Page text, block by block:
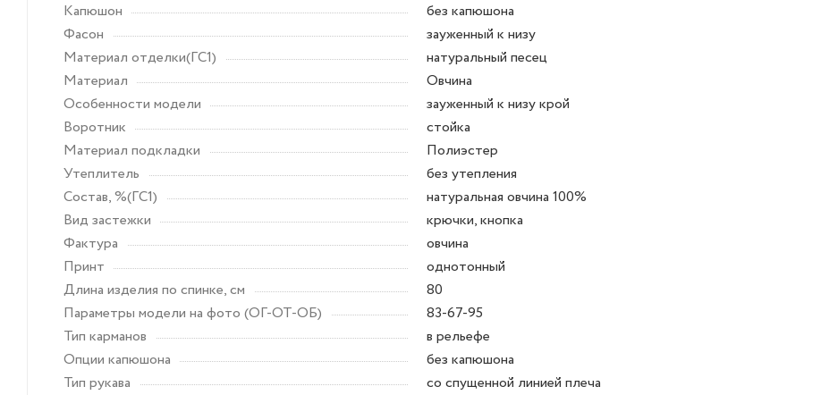
Капюшон
без капюшона
Фасон
зауженный к низу
Материал отделки(ГС1)
натуральный песец
Материал
Овчина
Особенности модели
зауженный к низу крой
Воротник
стойка
Материал подкладки
Полиэстер
Утеплитель
без утепления
Состав, %(ГС1)
натуральная овчина 100%
Вид застежки
крючки, кнопка
Фактура
овчина
Принт
однотонный
Длина изделия по спинке, см
80
Параметры модели на фото (ОГ-ОТ-ОБ)
83-67-95
Тип карманов
в рельефе
Опции капюшона
без капюшона
Тип рукава
со спущенной линией плеча